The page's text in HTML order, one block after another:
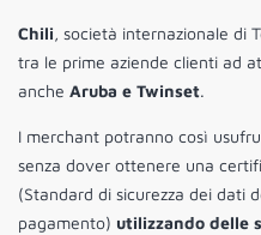
Chili, società internazionale di
tra le prime aziende clienti ad
anche Aruba e Twinset.
I merchant potranno così
senza dover ottenere una
(Standard di sicurezza dei dati
pagamento) utilizzando delle